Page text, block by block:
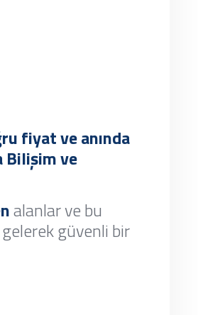
fiyat ve anında
Bilişim ve
alanlar ve bu
güvenli bir